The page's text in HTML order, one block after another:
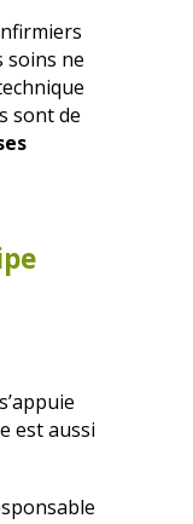
soins ne
sont de
est aussi